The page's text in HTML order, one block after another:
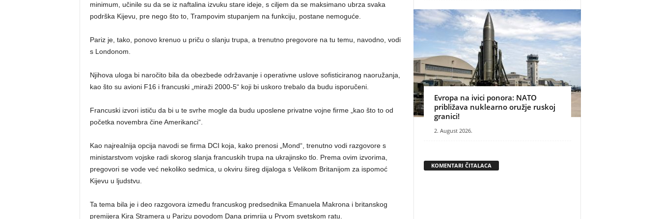
minimum, učinile su da se iz naftalina izvuku stare ideje, s ciljem da se maksimano ubrza svaka
podrška Kijevu, pre nego što to, Trampovim stupanjem na funkciju, postane nemoguće.
Pariz je, tako, ponovo krenuo u priču o slanju trupa, a trenutno pregovore na tu temu, navodno, vodi
s Londonom.
Njihova uloga bi naročito bila da obezbede održavanje i operativne uslove sofisticiranog naoružanja,
kao što su avioni F16 i francuski „miraži 2000-5“ koji bi uskoro trebalo da budu isporučeni.
Francuski izvori ističu da bi u te svrhe mogle da budu uposlene privatne vojne firme „kao što to od
početka novembra čine Amerikanci“.
Kao najrealnija opcija navodi se firma DCI koja, kako prenosi „Mond“, trenutno vodi razgovore s
ministarstvom vojske radi skorog slanja francuskih trupa na ukrajinsko tlo. Prema ovim izvorima,
pregovori se vode već nekoliko sedmica, u okviru šireg dijaloga s Velikom Britanijom za ispomoć
Kijevu u ljudstvu.
Ta tema bila je i deo razgovora između francuskog predsednika Emanuela Makrona i britanskog
premijera Kira Stramera u Parizu povodom Dana primrija u Prvom svetskom ratu.
Evropa na ivici ponora: NATO
približava nuklearno oružje ruskoj
granici!
2. August 2026.
KOMENTARI ČITALACA